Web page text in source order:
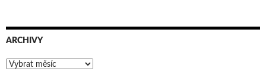
ARCHIVY
Archivy